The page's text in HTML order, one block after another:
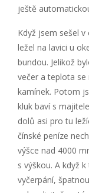
ještě
Když jsem sešel
ležel na lavici u
bundou. Jelikož
večer a teplota
kamínek. Potom
kluk baví s
dolů asi pro tu
čínské peníze
výšce nad 4000
s výškou. A když
vyčerpání,